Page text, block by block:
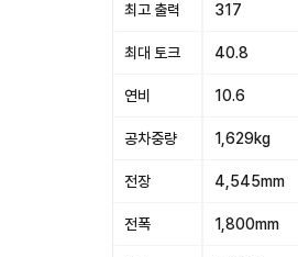
최고 출력 317
최대 토크 40.8
연비 10.6
공차중량 1,629kg
전장 4,545mm
전폭 1,800mm